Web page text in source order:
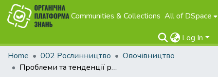
Communities & Collections All of DSpace
Log In
Home
002 Рослинництво
Овочівництво
Проблеми та тенденції розвитку органічного овочівництва і плодівництва в Україні